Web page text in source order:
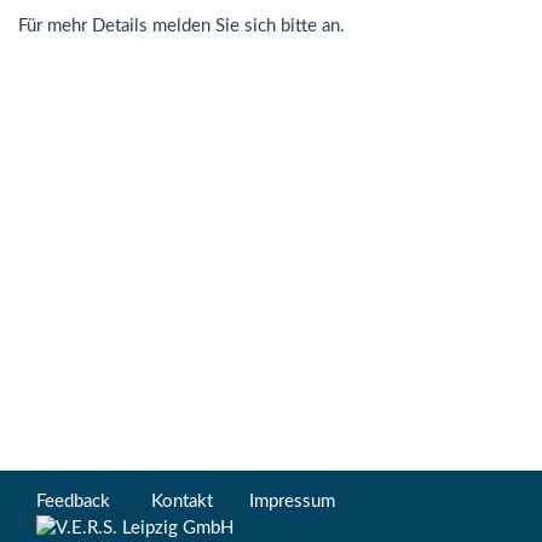
Für mehr Details melden Sie sich bitte an.
Feedback Kontakt Impressum